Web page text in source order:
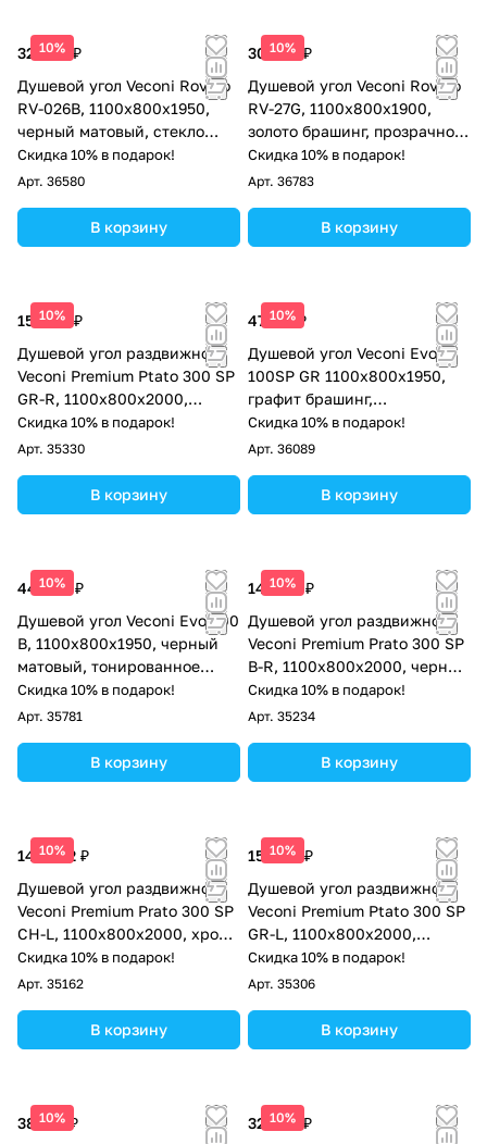
10%
32 604 ₽
Душевой угол Veconi Rovigo
RV-026B, 1100х800х1950,
черный матовый, стекло
прозрачное
Скидка 10% в подарок!
Арт. 36580
В корзину
10%
30 428 ₽
Душевой угол Veconi Rovigo
RV-27G, 1100x800x1900,
золото брашинг, прозрачное
стекло
Скидка 10% в подарок!
Арт. 36783
В корзину
10%
157 113 ₽
Душевой угол раздвижной
Veconi Premium Ptato 300 SP
GR-R, 1100х800x2000,
брашированный графит,
стекло прозрачное
Скидка 10% в подарок!
Арт. 35330
В корзину
10%
47 311 ₽
Душевой угол Veconi Evo
100SP GR 1100х800x1950,
графит брашинг,
тонированное стекло
Скидка 10% в подарок!
Арт. 36089
В корзину
10%
44 698 ₽
Душевой угол Veconi Evo 300
B, 1100х800x1950, черный
матовый, тонированное
матовое стекло
Скидка 10% в подарок!
Арт. 35781
В корзину
10%
142 717 ₽
Душевой угол раздвижной
Veconi Premium Prato 300 SP
B-R, 1100х800x2000, черный
матовый, стекло прозрачное
Скидка 10% в подарок!
Арт. 35234
В корзину
10%
144 562 ₽
Душевой угол раздвижной
Veconi Premium Prato 300 SP
CH-L, 1100х800x2000, хром,
стекло прозрачное
Скидка 10% в подарок!
Арт. 35162
В корзину
10%
157 113 ₽
Душевой угол раздвижной
Veconi Premium Ptato 300 SP
GR-L, 1100х800x2000,
брашированный графит,
стекло прозрачное
Скидка 10% в подарок!
Арт. 35306
В корзину
10%
38 572 ₽ 10%
32 604 ₽